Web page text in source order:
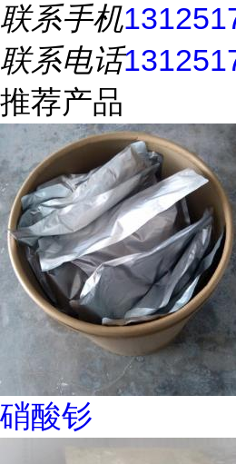
联系手机
联系电话
推荐产品
硝酸钐